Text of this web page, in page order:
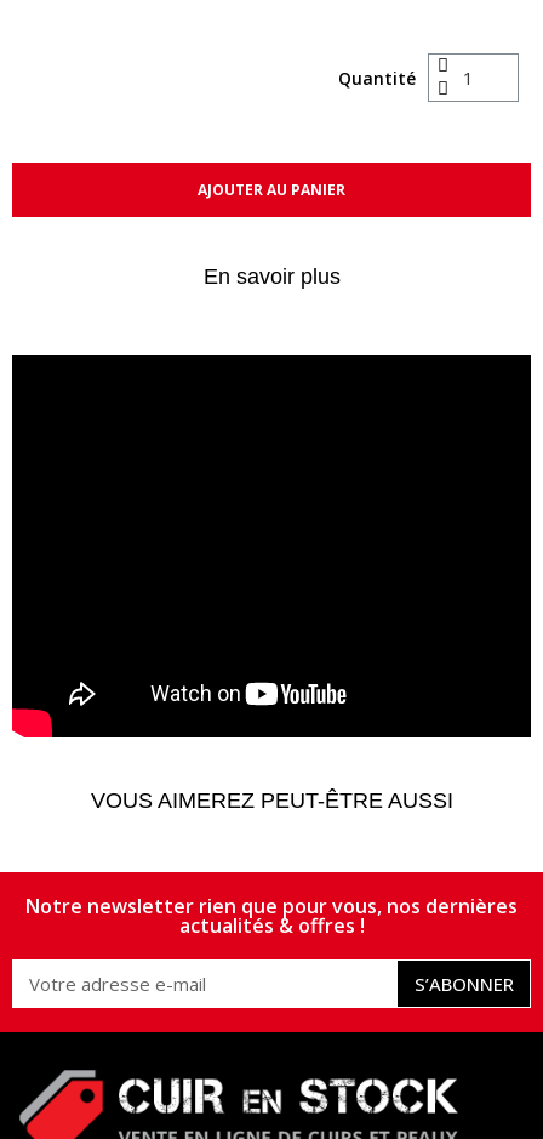
Quantité
AJOUTER AU PANIER
En savoir plus
VOUS AIMEREZ PEUT-ÊTRE AUSSI
Notre newsletter rien que pour vous, nos dernières
actualités & offres !
S’ABONNER